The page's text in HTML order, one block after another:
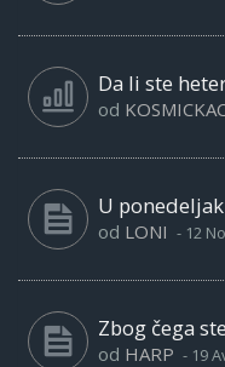
Da li ste
od
U
od LONI - 12
Zbog čega
od HARP - 19